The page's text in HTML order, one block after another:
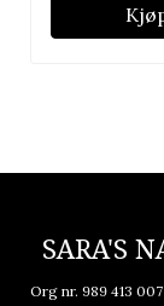
SARA'S
Org nr. 989 413